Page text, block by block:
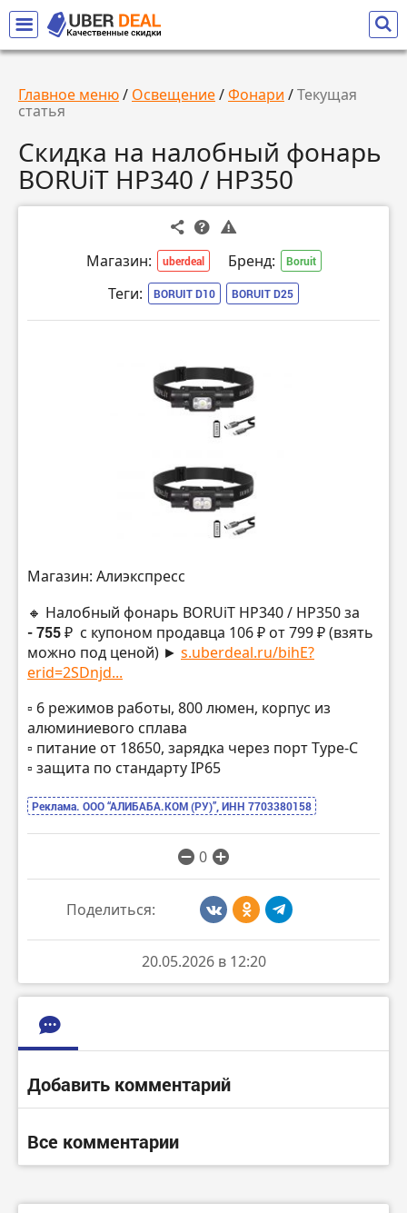
Главное меню/ Освещение/Фонари /Текущая
статья
Скидка на налобный фонарь
BORUiT HP340 / HP350
Магазин: uberdeal Бренд: Boruit
Теги: BORUIT D10 BORUIT D25
Магазин: Алиэкспресс
🔸 Налобный фонарь BORUiT HP340 / HP350 за
- 755 ₽ с купоном продавца 106 ₽ от 799 ₽ (взять
можно под ценой) ► s.uberdeal.ru/bihE?
erid=2SDnjd...
▫️ 6 режимов работы, 800 люмен, корпус из
алюминиевого сплава
▫️ питание от 18650, зарядка через порт Type-C
▫️ защита по стандарту IP65
Реклама. ООО “АЛИБАБА.КОМ (РУ)”, ИНН 7703380158
0
Поделиться:
20.05.2026 в 12:20
Добавить комментарий
Все комментарии